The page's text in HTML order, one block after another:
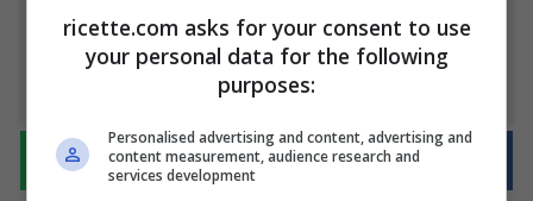
Ti è piaciuto l'articolo?
Condividilo
ricette.com asks for your consent to use
your personal data for the following
purposes:
Personalised advertising and content, advertising and
content measurement, audience research and
services development